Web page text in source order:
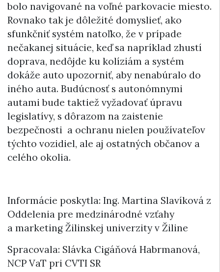
bolo navigované na voľné parkovacie miesto.
Rovnako tak je dôležité domyslieť, ako
sfunkčniť systém natoľko, že v prípade
nečakanej situácie, keď sa napríklad zhustí
doprava, nedôjde ku kolíziám a systém
dokáže auto upozorniť, aby nenabúralo do
iného auta. Budúcnosť s autonómnymi
autami bude taktiež vyžadovať úpravu
legislatívy, s dôrazom na zaistenie
bezpečnosti a ochranu nielen používateľov
týchto vozidiel, ale aj ostatných občanov a
celého okolia.
Informácie poskytla: Ing. Martina Slavíková z
Oddelenia pre medzinárodné vzťahy
a marketing Žilinskej univerzity v Žiline
Spracovala: Slávka Cigáňová Habrmanová,
NCP VaT pri CVTI SR